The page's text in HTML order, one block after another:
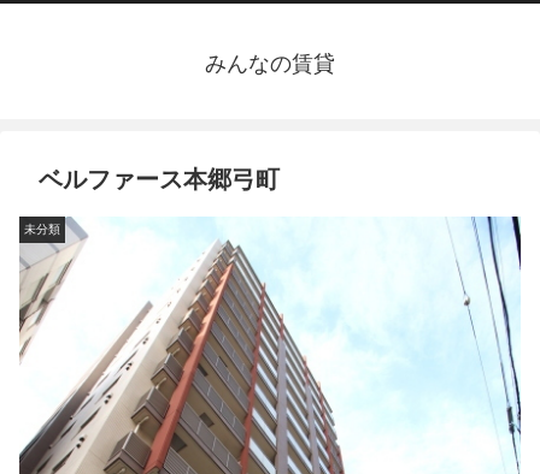
みんなの賃貸
ベルファース本郷弓町
未分類